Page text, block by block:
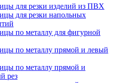
для резки изделий из ПВХ
для резки напольных
по металлу для фигурной
по металлу прямой и левый
по металлу прямой и
рез